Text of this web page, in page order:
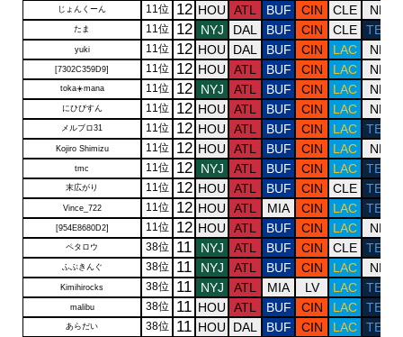
じょんくーん 11位 12 HOU ATL BUF CIN CLE NE
たま 11位 12 NYJ DAL BUF CIN CLE TEN
yuki 11位 12 HOU DAL BUF CIN LAC NE
[7302C359D9] 11位 12 HOU ATL BUF CIN LAC NE
toka☀️mana 11位 12 NYJ ATL BUF CIN LAC NE
にひびすん 11位 12 HOU ATL BUF CIN LAC NE
メルブロ31 11位 12 HOU ATL BUF CIN LAC TEN
Kojiro Shimizu 11位 12 HOU ATL BUF CIN LAC NE
tmc 11位 12 NYJ ATL BUF CIN LAC TEN
末広がり 11位 12 HOU ATL BUF CIN CLE TEN
Vince_722 11位 12 HOU ATL MIA CIN LAC TEN
[954E8680D2] 11位 12 HOU ATL BUF CIN LAC NE
ペタロウ 38位 11 NYJ ATL BUF CIN CLE TEN
ふぶきんぐ 38位 11 NYJ ATL BUF CIN LAC NE
Kimihirocks 38位 11 NYJ ATL MIA LV LAC TEN
malibu 38位 11 HOU ATL BUF CIN LAC TEN
あらだい 38位 11 HOU DAL BUF CIN LAC TEN